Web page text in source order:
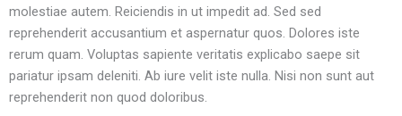
molestiae autem. Reiciendis in ut impedit ad. Sed sed
reprehenderit accusantium et aspernatur quos. Dolores iste
rerum quam. Voluptas sapiente veritatis explicabo saepe sit
pariatur ipsam deleniti. Ab iure velit iste nulla. Nisi non sunt aut
reprehenderit non quod doloribus.